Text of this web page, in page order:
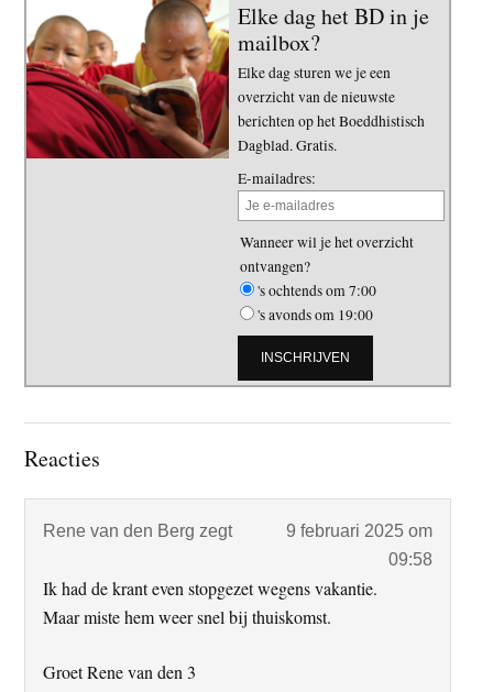
Elke dag het BD in je
mailbox?
Elke dag sturen we je een
overzicht van de nieuwste
berichten op het Boeddhistisch
Dagblad. Gratis.
E-mailadres:
Wanneer wil je het overzicht
ontvangen?
's ochtends om 7:00
's avonds om 19:00
Lees
Reacties
Rene van den Berg zegt
9 februari 2025 om
09:58
Ik had de krant even stopgezet wegens vakantie.
Maar miste hem weer snel bij thuiskomst.
Groet Rene van den 3